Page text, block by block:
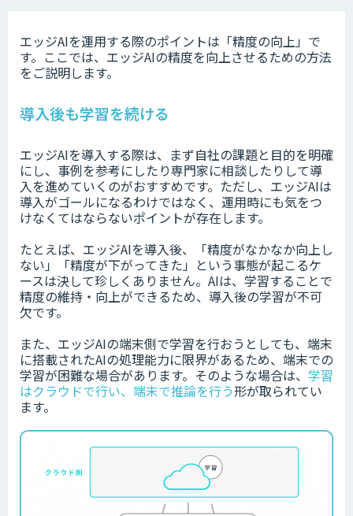
エッジAIを運用する際のポイントは「精度の向上」で
す。ここでは、エッジAIの精度を向上させるための方法
をご説明します。
導入後も学習を続ける
エッジAIを導入する際は、まず自社の課題と目的を明確
にし、事例を参考にしたり専門家に相談したりして導
入を進めていくのがおすすめです。ただし、エッジAIは
導入がゴールになるわけではなく、運用時にも気をつ
けなくてはならないポイントが存在します。
たとえば、エッジAIを導入後、「精度がなかなか向上し
ない」「精度が下がってきた」という事態が起こるケ
ースは決して珍しくありません。AIは、学習することで
精度の維持・向上ができるため、導入後の学習が不可
欠です。
また、エッジAIの端末側で学習を行おうとしても、端末
に搭載されたAIの処理能力に限界があるため、端末での
学習が困難な場合があります。そのような場合は、 学習
はクラウドで行い、端末で推論を行う形が取られてい
ます。